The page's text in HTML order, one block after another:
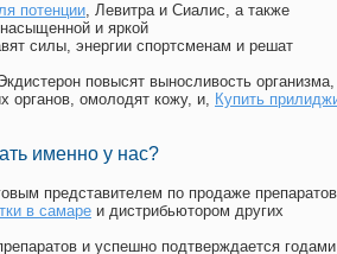
потенции, Левитра и Сиалис, а также
и яркой
силы, энергии спортсменам и решат
повысят выносливость организма,
органов, омолодят кожу, и, Купить
именно у нас?
представителем по продаже препаратов
в самаре и дистрибьютором других
и успешно подтверждается годами